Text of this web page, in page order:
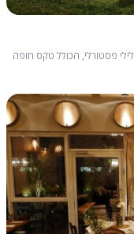
פסטורלי, הכולל טקס חופה